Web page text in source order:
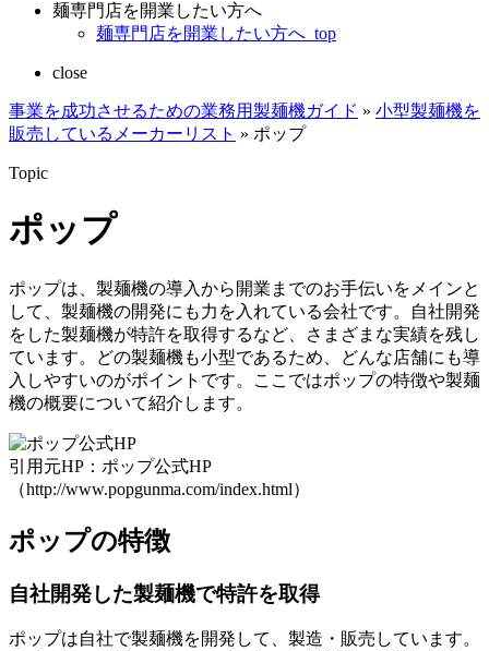
麺専門店を開業したい方へ
麺専門店を開業したい方へ_top
close
事業を成功させるための業務用製麺機ガイド » 小型製麺機を
販売しているメーカーリスト » ポップ
Topic
ポップ
ポップは、製麺機の導入から開業までのお手伝いをメインと
して、製麺機の開発にも力を入れている会社です。自社開発
をした製麺機が特許を取得するなど、さまざまな実績を残し
ています。どの製麺機も小型であるため、どんな店舗にも導
入しやすいのがポイントです。ここではポップの特徴や製麺
機の概要について紹介します。
引用元HP：ポップ公式HP
（http://www.popgunma.com/index.html）
ポップの特徴
自社開発した製麺機で特許を取得
ポップは自社で製麺機を開発して、製造・販売しています。